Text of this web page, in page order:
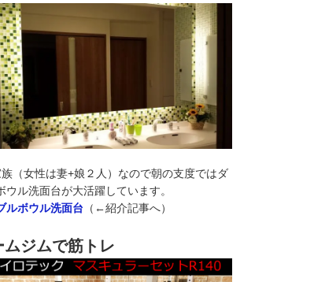
（女性は妻+娘２人）なので朝の支度ではダ
ウル洗面台が大活躍しています。
ルボウル洗面台 （←紹介記事へ）
ムジムで筋トレ